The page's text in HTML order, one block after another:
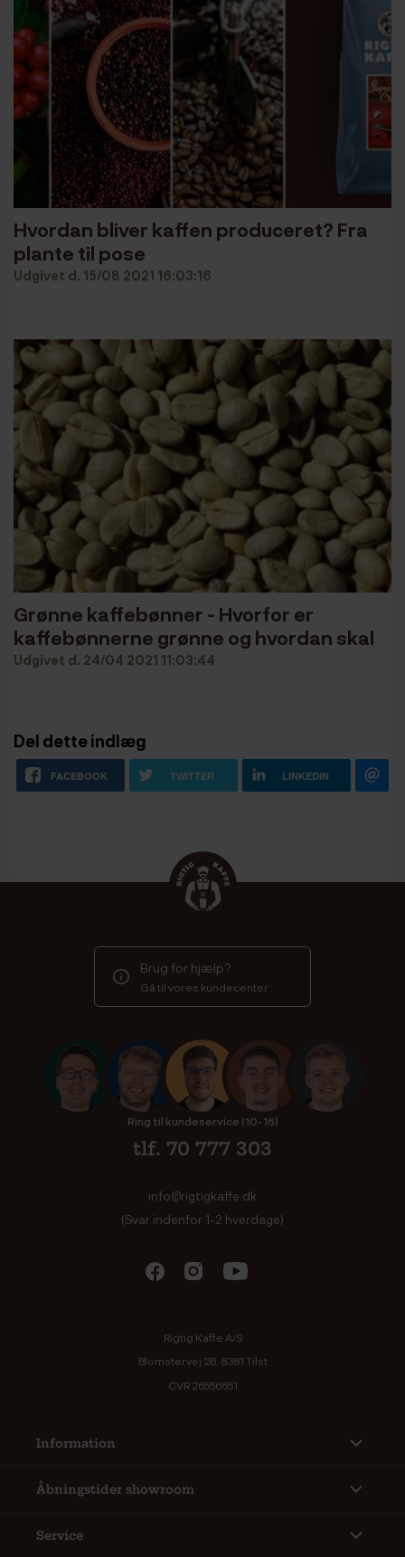
Hvordan bliver kaffen produceret? Fra
plante til pose
Udgivet d. 15/08 2021 16:03:16
Grønne kaffebønner - Hvorfor er
kaffebønnerne grønne og hvordan skal
de ristes?
Udgivet d. 24/04 2021 11:03:44
Del dette indlæg
FACEBOOK TWITTER LINKEDIN
Brug for hjælp?
Gå til vores kundecenter
Ring til kundeservice (10-16)
tlf. 70 777 303
info@rigtigkaffe.dk
(Svar indenfor 1-2 hverdage)
Rigtig Kaffe A/S
Blomstervej 2B, 8381 Tilst
CVR 26556651
Information
Åbningstider showroom
Service